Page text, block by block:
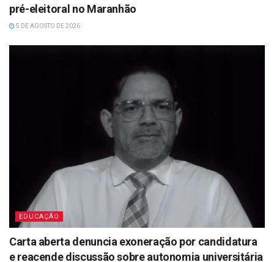
pré-eleitoral no Maranhão
5 DE AGOSTO DE 2026
EDUCAÇÃO
Carta aberta denuncia exoneração por candidatura
e reacende discussão sobre autonomia universitária